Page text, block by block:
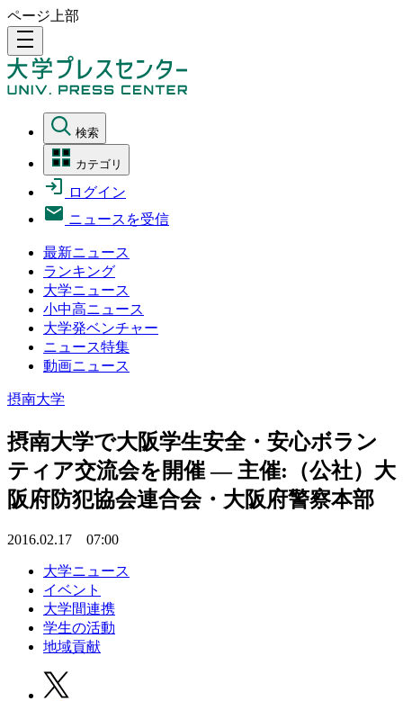
ページ上部
density_medium
検索
カテゴリ
ログイン
ニュースを受信
最新ニュース
ランキング
大学ニュース
小中高ニュース
大学発ベンチャー
ニュース特集
動画ニュース
摂南大学
摂南大学で大阪学生安全・安心ボラン
ティア交流会を開催 — 主催:（公社）大
阪府防犯協会連合会・大阪府警察本部
2016.02.17 07:00
大学ニュース
イベント
大学間連携
学生の活動
地域貢献